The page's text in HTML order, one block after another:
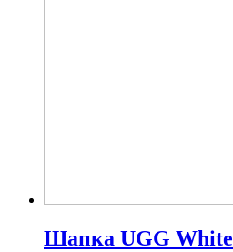
Шапка UGG White